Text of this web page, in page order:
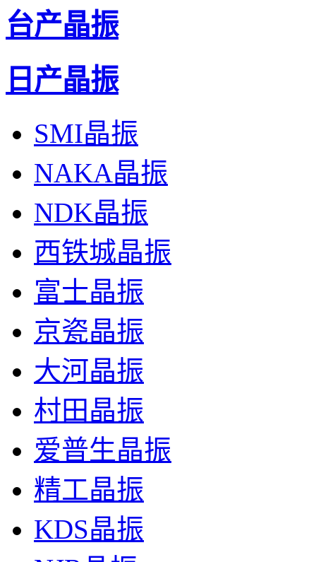
CITIZEN晶振,贴片晶振,CM130晶振,CM13032768DZFT
台产晶振
日产晶振
SMI晶振
NAKA晶振
NDK晶振
西铁城晶振
富士晶振
京瓷晶振
大河晶振
村田晶振
爱普生晶振
精工晶振
KDS晶振